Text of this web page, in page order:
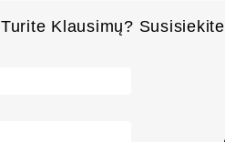
Turite Klausimų? Susisiekite